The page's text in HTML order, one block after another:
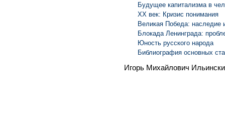
Будущее капитализма в
XX век: Кризис понимания
Великая Победа: наследие
Блокада Ленинграда:
Юность русского народа
Библиография основных
Игорь Михайлович